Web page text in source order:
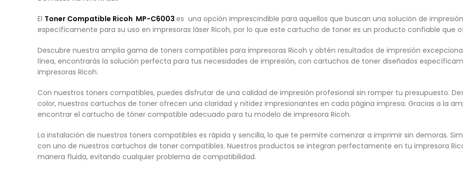
El Toner Compatible Ricoh MP-C6003 es una opción imprescindible para aquellos que buscan una solución de
específicamente para su uso en impresoras láser Ricoh, por lo que este cartucho de toner es un producto confiable que
Descubre nuestra amplia gama de toners compatibles para impresoras Ricoh y obtén resultados de impresión
línea, encontrarás la solución perfecta para tus necesidades de impresión, con cartuchos de toner diseñados
impresoras Ricoh.
Con nuestros toners compatibles, puedes disfrutar de una calidad de impresión profesional sin romper tu presupuesto.
color, nuestros cartuchos de toner ofrecen una claridad y nitidez impresionantes en cada página impresa. Gracias a la
encontrar el cartucho de tóner compatible adecuado para tu modelo de impresora Ricoh.
La instalación de nuestros toners compatibles es rápida y sencilla, lo que te permite comenzar a imprimir sin demoras.
con uno de nuestros cartuchos de toner compatibles. Nuestros productos se integran perfectamente en tu impresora
manera fluida, evitando cualquier problema de compatibilidad.